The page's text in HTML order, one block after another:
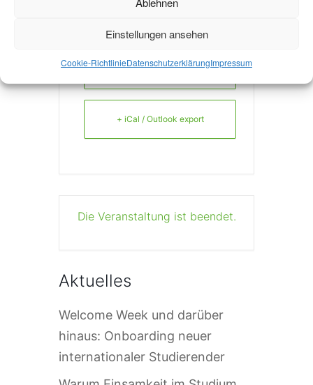
Einstellungen ansehen
Cookie-RichtlinieDatenschutzerklärungImpressum
+ Zu Google Kalender hinzufügen
+ iCal / Outlook export
Die Veranstaltung ist beendet.
Aktuelles
Welcome Week und darüber
hinaus: Onboarding neuer
internationaler Studierender